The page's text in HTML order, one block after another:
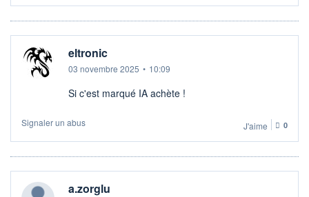
eltronic
03 novembre 2025 • 10:09
Si c'est marqué IA achète !
Signaler un abus J'aime 0
a.zorglu